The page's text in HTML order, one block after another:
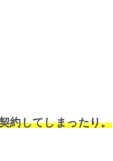
約してしまったり。